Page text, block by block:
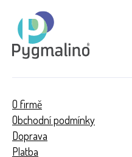
O firmě
Obchodní podmínky
Doprava
Platba